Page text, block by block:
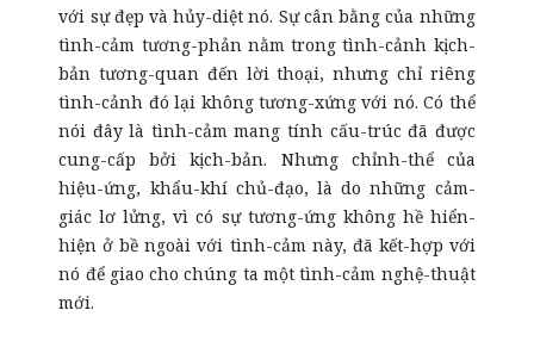
với sự đẹp và hủy-diệt nó. Sự cân bằng của những
tình-cảm tương-phản nằm trong tình-cảnh kịch-
bản tương-quan đến lời thoại, nhưng chỉ riêng
tình-cảnh đó lại không tương-xứng với nó. Có thể
nói đây là tình-cảm mang tính cấu-trúc đã được
cung-cấp bởi kịch-bản. Nhưng chỉnh-thể của
hiệu-ứng, khẩu-khí chủ-đạo, là do những cảm-
giác lơ lửng, vì có sự tương-ứng không hề hiển-
hiện ở bề ngoài với tình-cảm này, đã kết-hợp với
nó để giao cho chúng ta một tình-cảm nghệ-thuật
mới.